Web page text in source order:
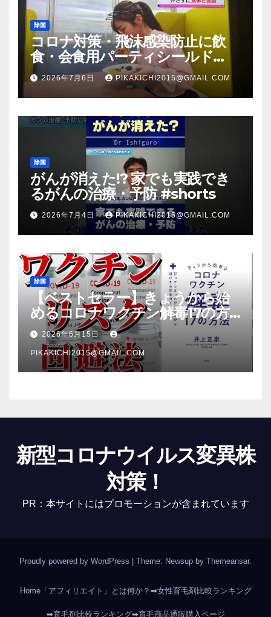
除菌
コロナ対策・飛沫感染防止に飲
食・会食用パーティシールド
（マスク会食代替品）ＦＢＣ福井
放送のＴＶ番組での紹介映像
2026年7月6日 PIKAKICHI2015@GMAIL.COM
除菌
がんが消えた!? 家でも実践でき
るがんの治療・予防 #shorts
2026年7月4日 PIKAKICHI2015@GMAIL.COM
除菌
【ベストセラー】きょうから始
めるコロナワクチン解毒17の方
法【本要約】
2026年6月15日
PIKAKICHI2015@GMAIL.COM
新型コロナウイルス変異株
対策！
PR：本サイトにはプロモーションが含まれています
Proudly powered by WordPress Theme: Newsup by Themeansar.
Home「アフィリエイト」とは何か？ ➡女性育毛剤比較ランキング
➡育毛剤比較ランキング➡育毛商品通販購入ページ